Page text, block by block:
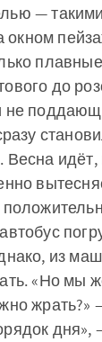
—
до
не
идёт,
из
«Но мы
жрать?»
дня»,